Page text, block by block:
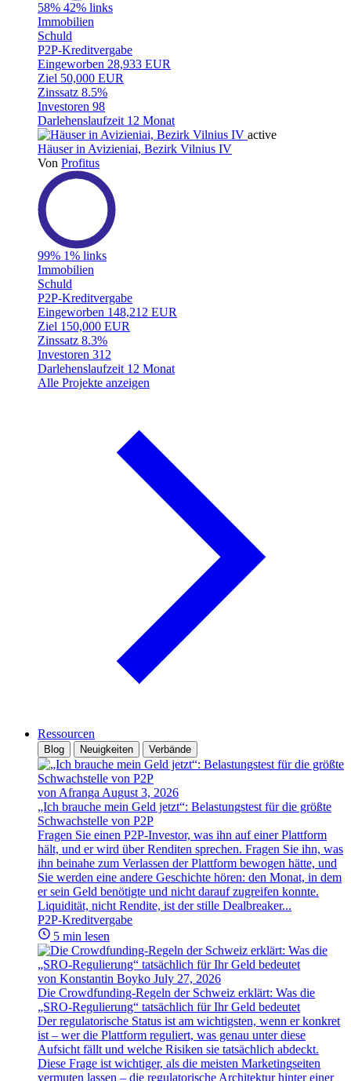
58% 42% links
Immobilien
Schuld
P2P-Kreditvergabe
Eingeworben 28,933 EUR
Ziel 50,000 EUR
Zinssatz 8.5%
Investoren 98
Darlehenslaufzeit 12 Monat
active
Häuser in Avizieniai, Bezirk Vilnius IV
Von Profitus
99% 1% links
Immobilien
Schuld
P2P-Kreditvergabe
Eingeworben 148,212 EUR
Ziel 150,000 EUR
Zinssatz 8.3%
Investoren 312
Darlehenslaufzeit 12 Monat
Alle Projekte anzeigen
Ressourcen
Blog Neuigkeiten Verbände
von Afranga August 3, 2026
„Ich brauche mein Geld jetzt“: Belastungstest für die größte
Schwachstelle von P2P
Fragen Sie einen P2P-Investor, was ihn auf einer Plattform
hält, und er wird über Renditen sprechen. Fragen Sie ihn, was
ihn beinahe zum Verlassen der Plattform bewogen hätte, und
Sie werden eine andere Geschichte hören: den Monat, in dem
er sein Geld benötigte und nicht darauf zugreifen konnte.
Liquidität, nicht Rendite, ist der stille Dealbreaker...
P2P-Kreditvergabe
5 min lesen
von Konstantin Boyko July 27, 2026
Die Crowdfunding-Regeln der Schweiz erklärt: Was die
„SRO-Regulierung“ tatsächlich für Ihr Geld bedeutet
Der regulatorische Status ist am wichtigsten, wenn er konkret
ist – wer die Plattform reguliert, was genau unter diese
Aufsicht fällt und welche Risiken sie tatsächlich abdeckt.
Diese Frage ist wichtiger, als die meisten Marketingseiten
vermuten lassen – die regulatorische Architektur hinter einer